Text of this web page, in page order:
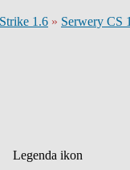
1.6 » Serwery CS
Legenda ikon